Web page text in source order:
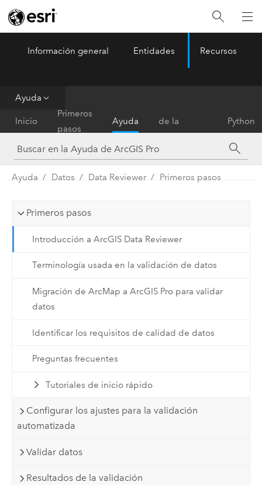
ArcGIS Pro Menu
Información general Entidades Recursos
Ayuda
Inicio
Primeros
pasos
Ayuda
de la
herramienta
Python
Ayuda Datos Data Reviewer Primeros pasos
Primeros pasos
Introducción a ArcGIS Data Reviewer
Terminología usada en la validación de datos
Migración de ArcMap a ArcGIS Pro para validar
datos
Identificar los requisitos de calidad de datos
Preguntas frecuentes
Tutoriales de inicio rápido
Configurar los ajustes para la validación
automatizada
Validar datos
Resultados de la validación